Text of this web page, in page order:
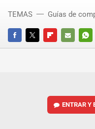
FACEBOOKTWITTERFLIPBOARD
E-
TEMAS Guías de
ENTRAR Y